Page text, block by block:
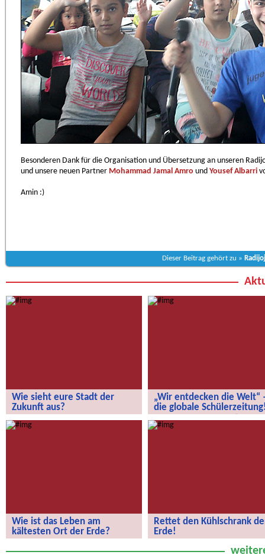
Besonderen Dank für die Organisation und Übersetzung an unseren
und unsere neuen Partner Mohammad Jamal Amro und Yousef Albarri
Amin :)
Dieser Beitrag gehört zu »
Wie sieht eure Stadt der
Zukunft aus?
Wie sieht eure Stadt der Zukunft aus?
„Wir entdecken die Welt“
die globale
„Wir entdecken die Welt“ – die
globale Schülerzeitung!
Wie ist das Leben am
kältesten Ort der Erde?
der Erde?
Rettet den Kühlschrank
Erde!